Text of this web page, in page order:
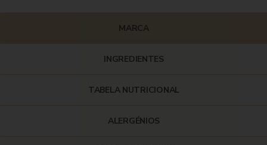
MARCA
INGREDIENTES
TABELA NUTRICIONAL
ALERGÉNIOS